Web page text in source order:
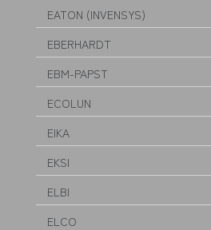
EATON (INVENSYS)
EBERHARDT
EBM-PAPST
ECOLUN
EIKA
EKSI
ELBI
ELCO